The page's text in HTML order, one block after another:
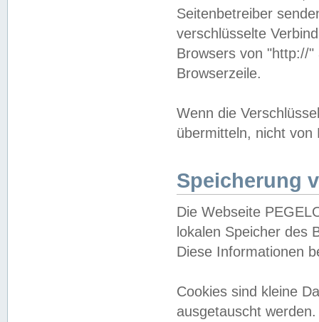
Seitenbetreiber
verschlüsselte
Browsers von "http://
Browserzeile.
Wenn die
übermitteln, nicht von
Speicherung
Die Webseite
lokalen Speicher des
Diese Informationen
Cookies sind kleine
ausgetauscht